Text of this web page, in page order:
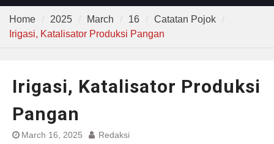
Home 2025 March 16
Catatan Pojok
Irigasi, Katalisator Produksi Pangan
Irigasi, Katalisator Produksi
Pangan
March 16, 2025 Redaksi